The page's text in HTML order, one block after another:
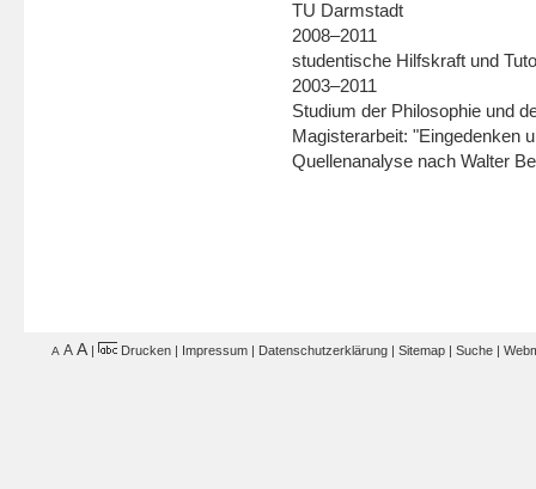
TU Darmstadt
2008–2011
studentische Hilfskraft und
2003–2011
Studium der Philosophie und
Magisterarbeit: "Eingedenken
Quellenanalyse nach Walter
A A A Drucken Impressum Datenschutzerklärung Sitemap Suche